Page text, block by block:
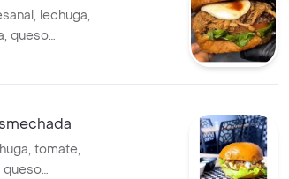
lechuga,
queso
tomate,
queso